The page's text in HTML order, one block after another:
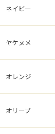
ネイビー
ヤケヌメ
オレンジ
オリーブ